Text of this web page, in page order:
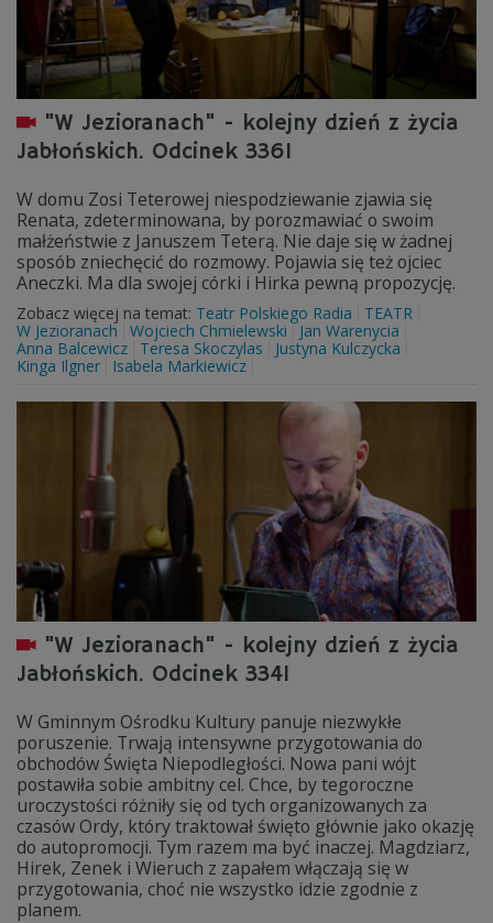
"W Jezioranach" - kolejny dzień z życia
Jabłońskich. Odcinek 3361
W domu Zosi Teterowej niespodziewanie zjawia się
Renata, zdeterminowana, by porozmawiać o swoim
małżeństwie z Januszem Teterą. Nie daje się w żadnej
sposób zniechęcić do rozmowy. Pojawia się też ojciec
Aneczki. Ma dla swojej córki i Hirka pewną propozycję.
Zobacz więcej na temat: Teatr Polskiego Radia
TEATR
W Jezioranach Wojciech Chmielewski
Jan Warenycia
Anna Balcewicz
Teresa Skoczylas
Justyna Kulczycka
Kinga Ilgner
Isabela Markiewicz
"W Jezioranach" - kolejny dzień z życia
Jabłońskich. Odcinek 3341
W Gminnym Ośrodku Kultury panuje niezwykłe
poruszenie. Trwają intensywne przygotowania do
obchodów Święta Niepodległości. Nowa pani wójt
postawiła sobie ambitny cel. Chce, by tegoroczne
uroczystości różniły się od tych organizowanych za
czasów Ordy, który traktował święto głównie jako okazję
do autopromocji. Tym razem ma być inaczej. Magdziarz,
Hirek, Zenek i Wieruch z zapałem włączają się w
przygotowania, choć nie wszystko idzie zgodnie z
planem.